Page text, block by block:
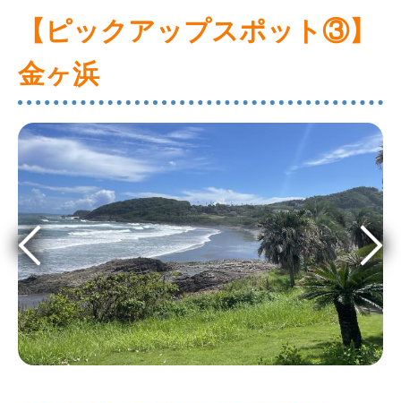
【ピックアップスポット③】
金ヶ浜